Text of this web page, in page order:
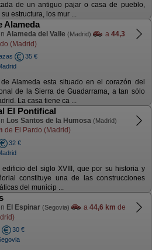
de un antiguo pajar o casa de pueblo,
estructura, los mur ...
Alameda
Alameda del Valle (Madrid) a 44,3
(Madrid)
35 €
Alameda esta situado en el corazón del
de la Sierra de Guadarrama, a tan sólo
La casa tiene ca ...
El Pontifical
Los Santos de la Humosa (Madrid)
de El Pardo (Madrid)
32 €
edificio del siglo XVIII, que por su historia y
constituye una de las construcciones
del municip ...
El Espinar (Segovia) a 44,6 km de
30 €